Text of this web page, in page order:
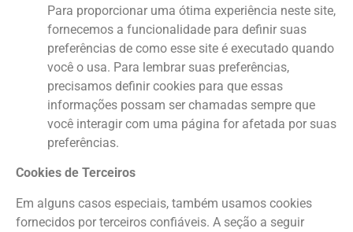
Para proporcionar uma ótima experiência neste site,
fornecemos a funcionalidade para definir suas
preferências de como esse site é executado quando
você o usa. Para lembrar suas preferências,
precisamos definir cookies para que essas
informações possam ser chamadas sempre que
você interagir com uma página for afetada por suas
preferências.
Cookies de Terceiros
Em alguns casos especiais, também usamos cookies
fornecidos por terceiros confiáveis. A seção a seguir